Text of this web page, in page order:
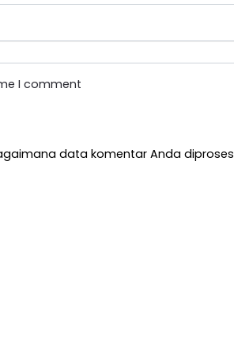
I comment
data komentar Anda diproses